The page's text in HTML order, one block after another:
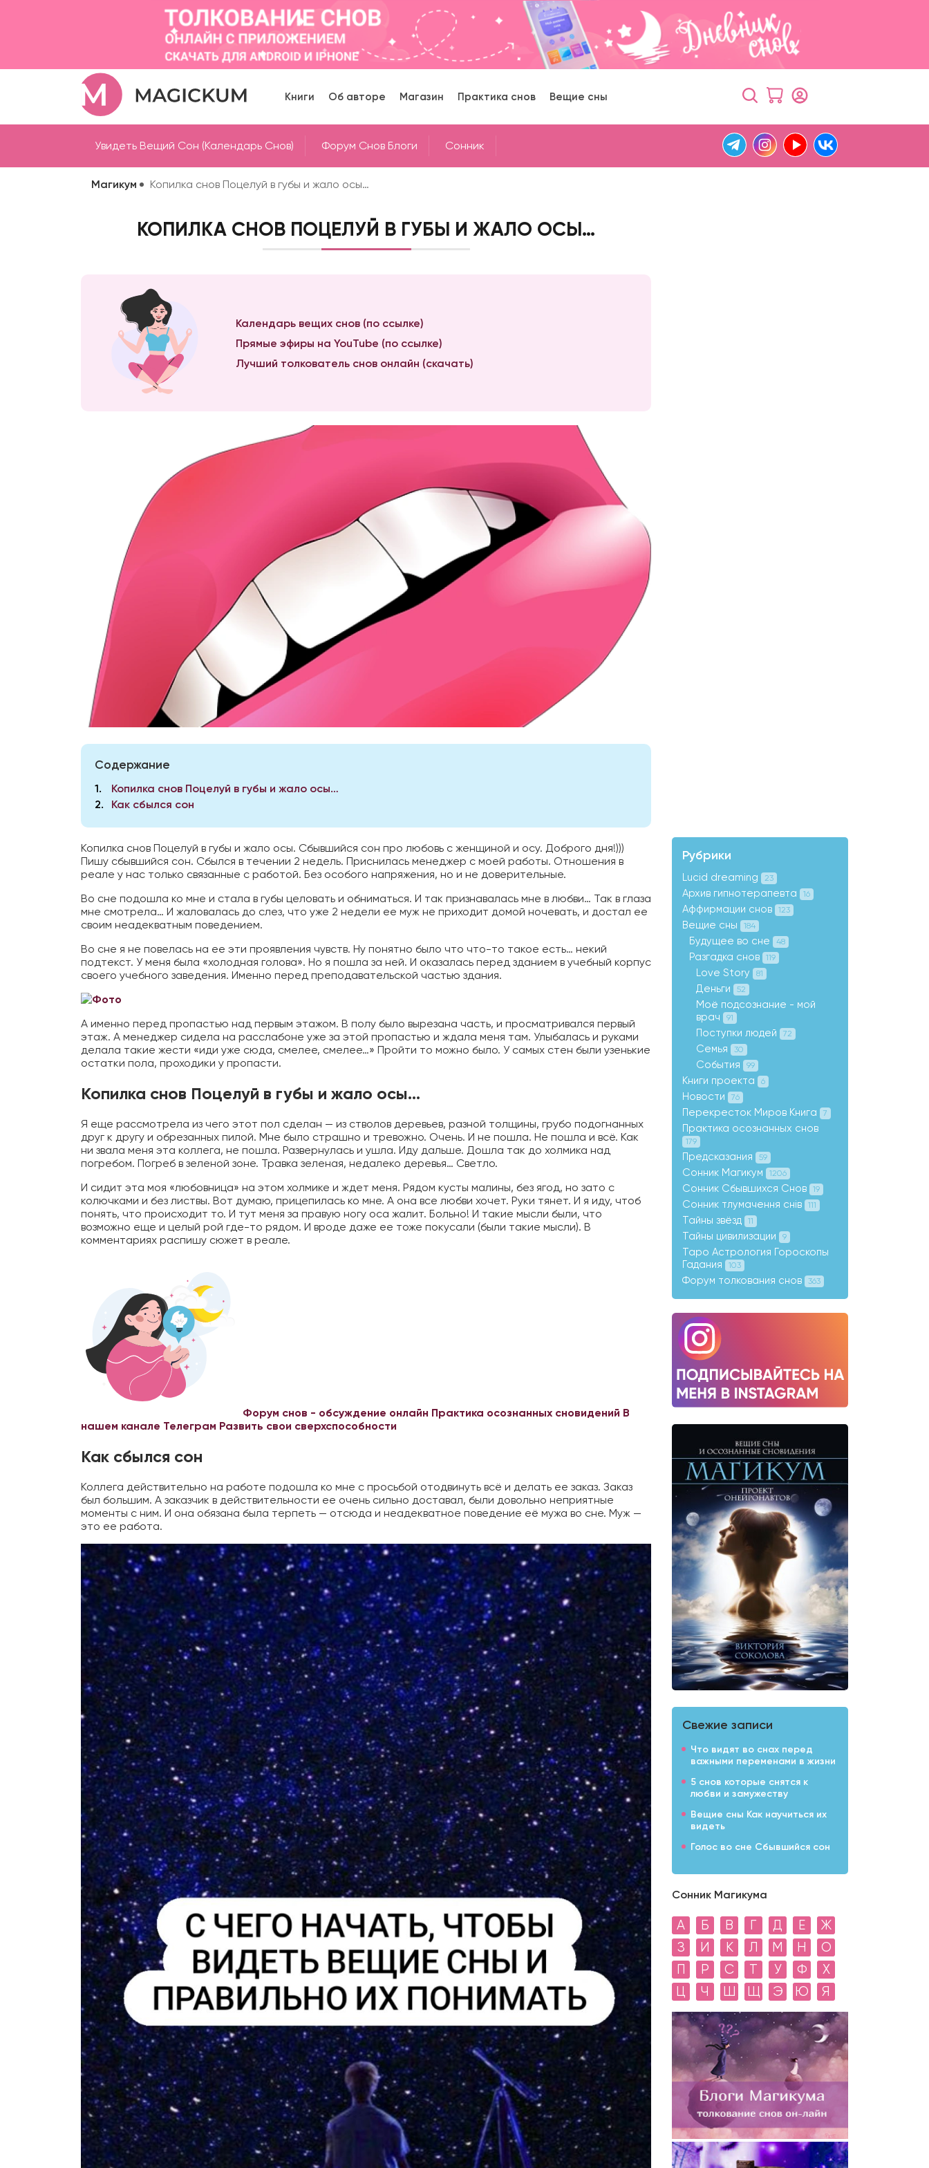
Книги Об авторе Магазин Практика снов Вещие сны
Увидеть Вещий Сон (Календарь Снов) Форум Снов Блоги Cонник
Магикум Копилка снов Поцелуй в губы и жало осы…
КОПИЛКА СНОВ ПОЦЕЛУЙ В ГУБЫ И ЖАЛО ОСЫ…
Календарь вещих снов (по ссылке)
Прямые эфиры на YouTube (по ссылке)
Лучший толкователь снов онлайн (скачать)
Содержание
1
Копилка снов Поцелуй в губы и жало осы…
2
Как сбылся сон
Копилка снов Поцелуй в губы и жало осы. Сбывшийся сон про любовь с женщиной и осу. Доброго дня!)))
Пишу сбывшийся сон. Сбылся в течении 2 недель. Приснилась менеджер с моей работы. Отношения в
реале у нас только связанные с работой. Без особого напряжения, но и не доверительные.
Во сне подошла ко мне и стала в губы целовать и обниматься. И так признавалась мне в любви… Так в глаза
мне смотрела… И жаловалась до слез, что уже 2 недели ее муж не приходит домой ночевать, и достал ее
своим неадекватным поведением.
Во сне я не повелась на ее эти проявления чувств. Ну понятно было что что-то такое есть… некий
подтекст. У меня была «холодная голова». Но я пошла за ней. И оказалась перед зданием в учебный корпус
своего учебного заведения. Именно перед преподавательской частью здания.
А именно перед пропастью над первым этажом. В полу было вырезана часть, и просматривался первый
этаж. А менеджер сидела на расслабоне уже за этой пропастью и ждала меня там. Улыбалась и руками
делала такие жести «иди уже сюда, смелее, смелее…» Пройти то можно было. У самых стен были узенькие
остатки пола, проходики у пропасти.
Копилка снов Поцелуй в губы и жало осы…
Я еще рассмотрела из чего этот пол сделан — из стволов деревьев, разной толщины, грубо подогнанных
друг к другу и обрезанных пилой. Мне было страшно и тревожно. Очень. И не пошла. Не пошла и всё. Как
ни звала меня эта коллега, не пошла. Развернулась и ушла. Иду дальше. Дошла так до холмика над
погребом. Погреб в зеленой зоне. Травка зеленая, недалеко деревья… Светло.
И сидит эта моя «любовница» на этом холмике и ждет меня. Рядом кусты малины, без ягод, но зато с
колючками и без листвы. Вот думаю, прицепилась ко мне. А она все любви хочет. Руки тянет. И я иду, чтоб
понять, что происходит то. И тут меня за правую ногу оса жалит. Больно! И такие мысли были, что
возможно еще и целый рой где-то рядом. И вроде даже ее тоже покусали (были такие мысли). В
комментариях распишу сюжет в реале.
Форум снов - обсуждение онлайн Практика осознанных сновидений В
нашем канале Телеграм Развить свои сверхспособности
Как сбылся сон
Коллега действительно на работе подошла ко мне с просьбой отодвинуть всё и делать ее заказ. Заказ
был большим. А заказчик в действительности ее очень сильно доставал, были довольно неприятные
моменты с ним. И она обязана была терпеть — отсюда и неадекватное поведение её мужа во сне. Муж —
это ее работа.
Рубрики
Lucid dreaming 23
Архив гипнотерапевта 16
Аффирмации снов 123
Вещие сны 184
Будущее во сне 48
Разгадка снов 119
Love Story 81
Деньги 52
Моё подсознание - мой
врач
91
Поступки людей 72
Семья 30
События 99
Книги проекта 6
Новости 76
Перекресток Миров Книга 7
Практика осознанных снов
179
Предсказания 59
Сонник Магикум 1206
Сонник Сбывшихся Снов 19
Сонник тлумачення снів 111
Тайны звёзд 11
Тайны цивилизации 9
Таро Астрология Гороскопы
Гадания
103
Форум толкования снов 363
Свежие записи
Что видят во снах перед
важными переменами в жизни
5 снов которые снятся к
любви и замужеству
Вещие сны Как научиться их
видеть
Голос во сне Сбывшийся сон
Сонник Магикума
А Б В Г Д Е
Ж
З
И К Л М Н
О
П
Р С Т У Ф
Х
Ц
Ч Ш Щ Э Ю Я